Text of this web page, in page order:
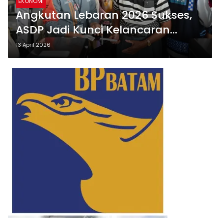
Angkutan Lebaran 2026 Sukses,
ASDP Jadi Kunci Kelancaran
Penyeberangan
13 April 2026